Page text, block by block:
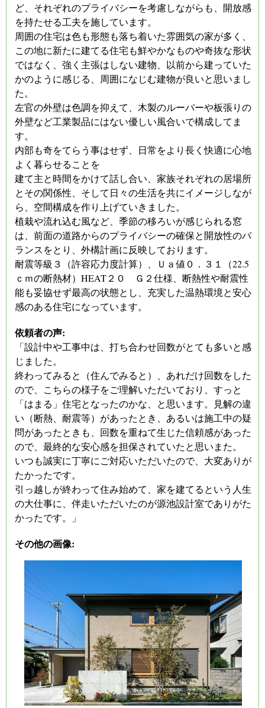
ど、それぞれのプライバシーを考慮しながらも、開放感
を持たせる工夫を施しています。
周囲の住宅は色も形態も落ち着いた雰囲気の家が多く、
この地に新たに建てる住宅も鮮やかなものや奇抜な形状
ではなく、強く主張はしない建物、以前から建っていた
かのように感じる、周囲になじむ建物が良いと思いまし
た。
左官の外壁は色調を抑えて、木製のルーバーや板張りの
外壁など工業製品にはない優しい風合いで構成してま
す。
内部も奇をてらう事はせず、日常をより長く快適に心地
よく暮らせることを
建て主と時間をかけて話し合い、家族それぞれの居場所
とその関係性、そして日々の生活を共にイメージしなが
ら、空間構成を作り上げていきました。
植栽や流れ込む風など、季節の移ろいが感じられる窓
は、前面の道路からのプライバシーの確保と開放性のバ
ランスをとり、外構計画に反映しております。
耐震等級３（許容応力度計算）、Ｕａ値０．３１（22.5
ｃｍの断熱材）HEAT２０ Ｇ２仕様、断熱性や耐震性
能も妥協せず最高の状態とし、充実した温熱環境と安心
感のある住宅になっています。
依頼者の声:
「設計中や工事中は、打ち合わせ回数がとても多いと感
じました。
終わってみると（住んでみると）、あれだけ回数をした
ので、こちらの様子をご理解いただいており、すっと
「はまる」住宅となったのかな、と思います。見解の違
い（断熱、耐震等）があったとき、あるいは施工中の疑
問があったときも、回数を重ねて生じた信頼感があった
ので、最終的な安心感を担保されていたと思いまた。
いつも誠実に丁寧にご対応いただいたので、大変ありが
たかったです。
引っ越しが終わって住み始めて、家を建てるという人生
の大仕事に、伴走いただいたのが源池設計室でありがた
かったです。」
その他の画像: